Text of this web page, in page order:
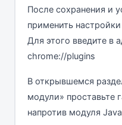
После сохранения и
применить
Для этого введите в
chrome://plugins
В открывшемся
модули» проставьте
напротив модуля